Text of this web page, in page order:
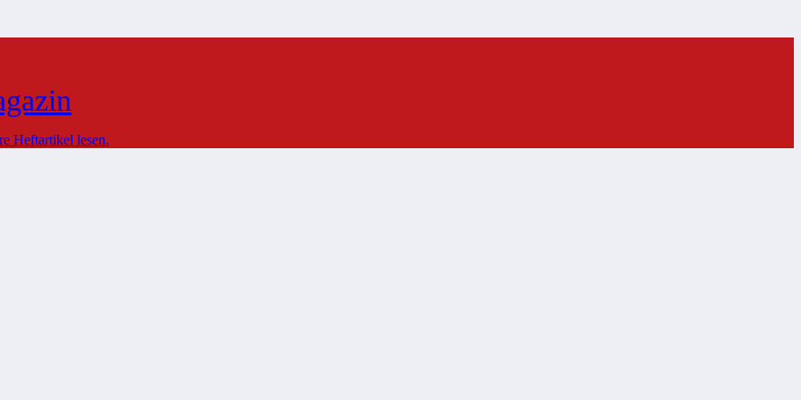
Heftartikel lesen.